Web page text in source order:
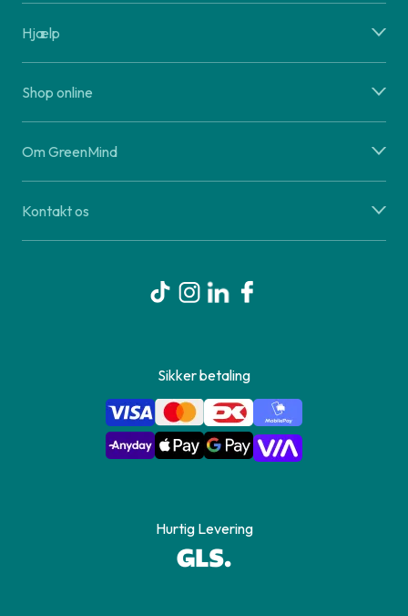
Hjælp
Shop online
Om GreenMind
Kontakt os
Sikker betaling
Hurtig Levering